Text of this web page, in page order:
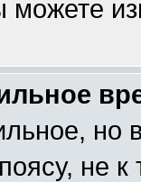
но
не